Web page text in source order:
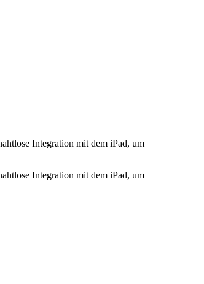
Integration mit dem iPad, um
Integration mit dem iPad, um